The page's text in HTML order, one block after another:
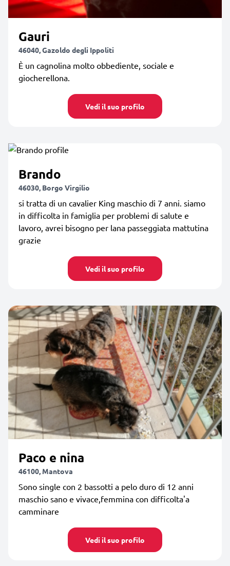
Gauri
46040, Gazoldo degli Ippoliti
È un cagnolina molto obbediente, sociale e
giocherellona.
Vedi il suo profilo
Brando
46030, Borgo Virgilio
si tratta di un cavalier King maschio di 7 anni. siamo
in difficolta in famiglia per problemi di salute e
lavoro, avrei bisogno per lana passeggiata mattutina
grazie
Vedi il suo profilo
Paco e nina
46100, Mantova
Sono single con 2 bassotti a pelo duro di 12 anni
maschio sano e vivace,femmina con difficolta'a
camminare
Vedi il suo profilo